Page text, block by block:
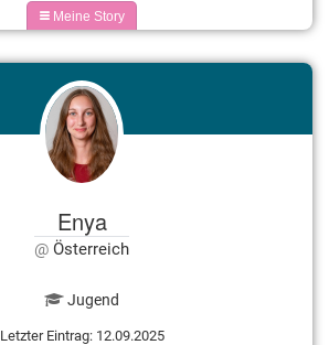
Meine Story
Enya
Österreich
Jugend
Letzter Eintrag: 12.09.2025